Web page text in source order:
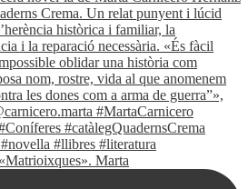
Marta